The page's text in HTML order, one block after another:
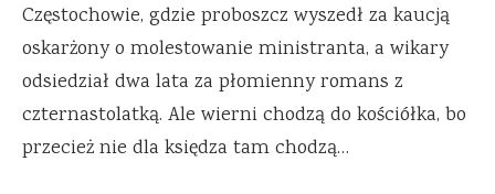
Częstochowie, gdzie proboszcz wyszedł za kaucją
oskarżony o molestowanie ministranta, a wikary
odsiedział dwa lata za płomienny romans z
czternastolatką. Ale wierni chodzą do kościółka, bo
przecież nie dla księdza tam chodzą…